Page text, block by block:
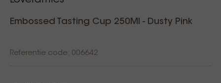
Embossed Tasting Cup 250Ml - Dusty Pink
Referentie code: 006642